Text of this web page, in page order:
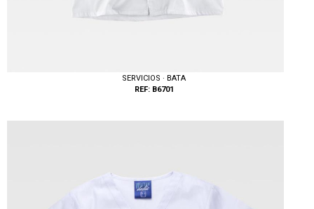
SERVICIOS · BATA
REF: B6701